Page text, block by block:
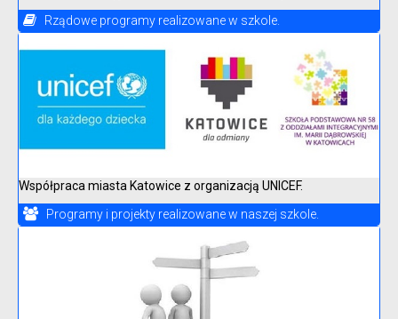
Rządowe programy realizowane w szkole.
Współpraca miasta Katowice z organizacją UNICEF.
Programy i projekty realizowane w naszej szkole.